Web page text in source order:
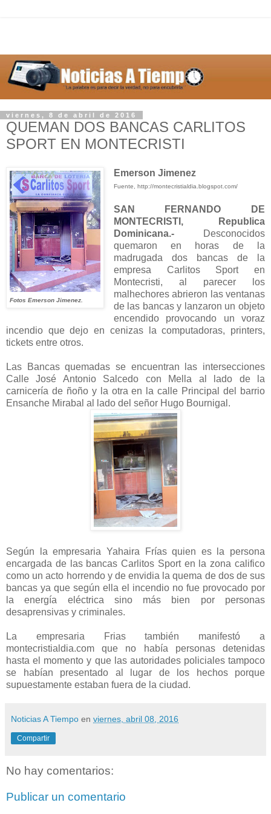
viernes, 8 de abril de 2016
QUEMAN DOS BANCAS CARLITOS
SPORT EN MONTECRISTI
Fotos Emerson Jimenez.
Emerson Jimenez
Fuente, http://montecristialdia.blogspot.com/
SAN FERNANDO DE
MONTECRISTI, Republica
Dominicana.-Desconocidos
quemaron en horas de la
madrugada dos bancas de la
empresa Carlitos Sport en
Montecristi, al parecer los
malhechores abrieron las ventanas
de las bancas y lanzaron un objeto
encendido provocando un voraz
incendio que dejo en cenizas la computadoras, printers,
tickets entre otros.
Las Bancas quemadas se encuentran las intersecciones
Calle José Antonio Salcedo con Mella al lado de la
carnicería de ñoño y la otra en la calle Principal del barrio
Ensanche Mirabal al lado del señor Hugo Bournigal.
Según la empresaria Yahaira Frías quien es la persona
encargada de las bancas Carlitos Sport en la zona califico
como un acto horrendo y de envidia la quema de dos de sus
bancas ya que según ella el incendio no fue provocado por
la energía eléctrica sino más bien por personas
desaprensivas y criminales.
La empresaria Frias también manifestó a
montecristialdia.com que no había personas detenidas
hasta el momento y que las autoridades policiales tampoco
se habían presentado al lugar de los hechos porque
supuestamente estaban fuera de la ciudad.
Noticias A Tiempo en viernes, abril 08, 2016
Compartir
No hay comentarios:
Publicar un comentario